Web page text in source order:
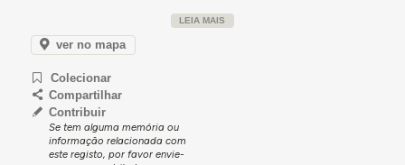
convívio, salão de festas, biblioteca, jardim de infância
e lar de idosos. Esse edifício foi alvo de obras que não
se tornou necessário construir um edifício moderno,
conforme expôs o Padre Bastos em 1954. O lar, criado
em 1958, ocupou dependências junto da Igreja
Paroquial de Nossa Senhora da Ajuda e, a partir de
1967, foi instalado nas casas, adaptadas, do Santuário
LEIA MAIS
ver no mapa
Colecionar
Compartilhar
Contribuir
Se tem alguma memória ou
informação relacionada com
este registo, por favor envie-